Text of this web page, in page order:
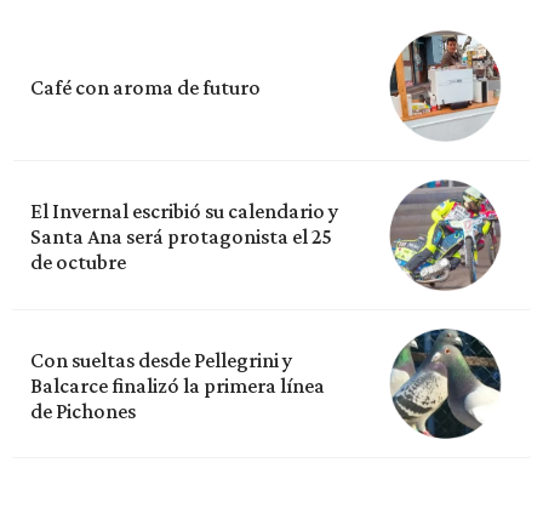
Café con aroma de futuro
El Invernal escribió su calendario y
Santa Ana será protagonista el 25
de octubre
Con sueltas desde Pellegrini y
Balcarce finalizó la primera línea
de Pichones